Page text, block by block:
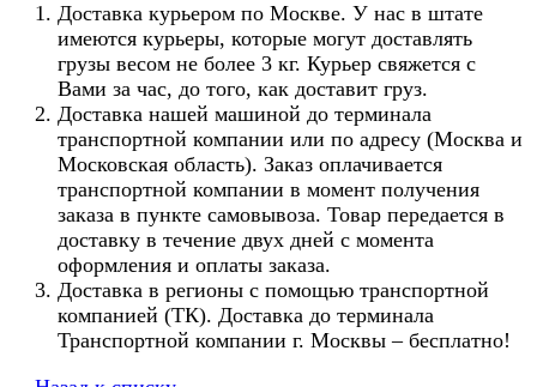
Доставка курьером по Москве. У нас в штате
имеются курьеры, которые могут доставлять
грузы весом не более 3 кг. Курьер свяжется с
Вами за час, до того, как доставит груз.
Доставка нашей машиной до терминала
транспортной компании или по адресу (Москва и
Московская область). Заказ оплачивается
транспортной компании в момент получения
заказа в пункте самовывоза. Товар передается в
доставку в течение двух дней с момента
оформления и оплаты заказа.
Доставка в регионы с помощью транспортной
компанией (ТК). Доставка до терминала
Транспортной компании г. Москвы – бесплатно!